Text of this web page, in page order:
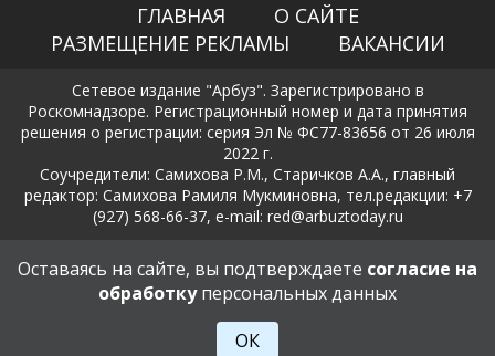
ГЛАВНАЯ
О САЙТЕ
РАЗМЕЩЕНИЕ РЕКЛАМЫ
ВАКАНСИИ
Сетевое издание "Арбуз". Зарегистрировано в
Роскомнадзоре. Регистрационный номер и дата принятия
решения о регистрации: серия Эл № ФС77-83656 от 26 июля
2022 г.
Соучредители: Самихова Р.М., Старичков А.А., главный
редактор: Самихова Рамиля Мукминовна, тел.редакции: +7
(927) 568-66-37, e-mail: red@arbuztoday.ru
Политика в отношении обработки и защиты персональных
данных
18+
Оставаясь на сайте, вы подтверждаете согласие на
обработкуперсональных данных
ОК